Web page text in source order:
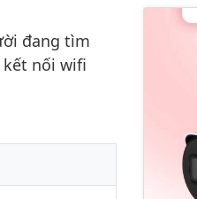
đang tìm
kết nối wifi